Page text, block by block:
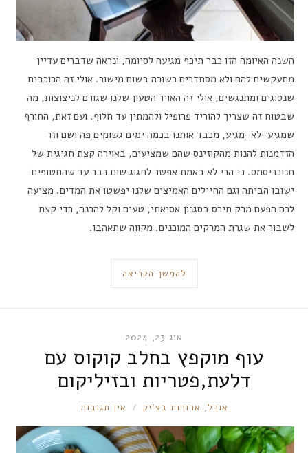
השנה האיומה הזו כבר תיכף מגיעה לסיומה, ונראה שדברים עדיין
מתעקשים להם ולא מסתדרים כשורה בשום מישור. אולי זה הכוכבים
שנסוגים ומתנגשים, אולי זה האויר הטעון שלנו שגורם לניצוצות, מה
שבטוח זה שצריך להוריד פרופיל ולהמתין עד חלוף. ועם זאת, החורף
שמגיע-לא-מגיע, מכבד אותנו בכמה ימים גשומים פה ושם וזו
הזדמנות להנות מהקוזינס שהם שמציעים, באוירה קצת חגיגית של
חנוכריסמס. כי הרי לא באמת אפשר לחגוג שום דבר עד שהחטופים
ישובו הביתה וגם החיילים האמיצים שלנו יפשטו את המדים. מציעה
לכם הפעם מרק תירס בסגנון אסיאתי, טעים וקל להכנה, כדי קצת
לשבור את שגרת המרקים המוכנים. מקווה שתאהבו.
להמשך הקריאה
אוג 23, 2024
עוף מוקפץ בחלב קוקוס עם
דלעת,פטריות ובזיליקום
RONNIE
אוכל, ארוחות בצ'יק אין תגובות